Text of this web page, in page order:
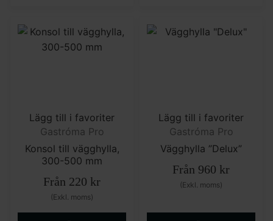
Lägg till i favoriter
Gastróma Pro
Konsol till vägghylla,
300-500 mm
Från 220 kr
(Exkl. moms)
Lägg till i favoriter
Gastróma Pro
Vägghylla ”Delux”
Från 960 kr
(Exkl. moms)